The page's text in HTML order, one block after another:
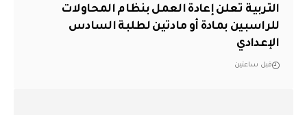
التربية تعلن إعادة العمل بنظام المحاولات
للراسبين بمادة أو مادتين لطلبة السادس
الإعدادي
قبل ساعتين